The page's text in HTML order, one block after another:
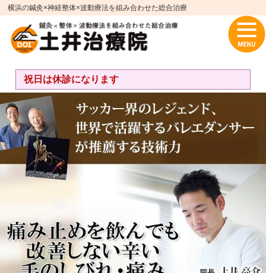
横浜の鍼灸×神経整体×波動療法を組み合わせた総合治療
祝日は休診になります